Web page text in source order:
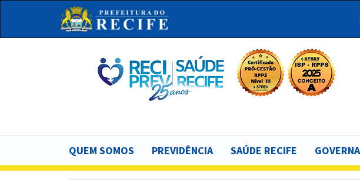
Buscar
Main
navigation
QUEM SOMOS PREVIDÊNCIA SAÚDE RECIFE